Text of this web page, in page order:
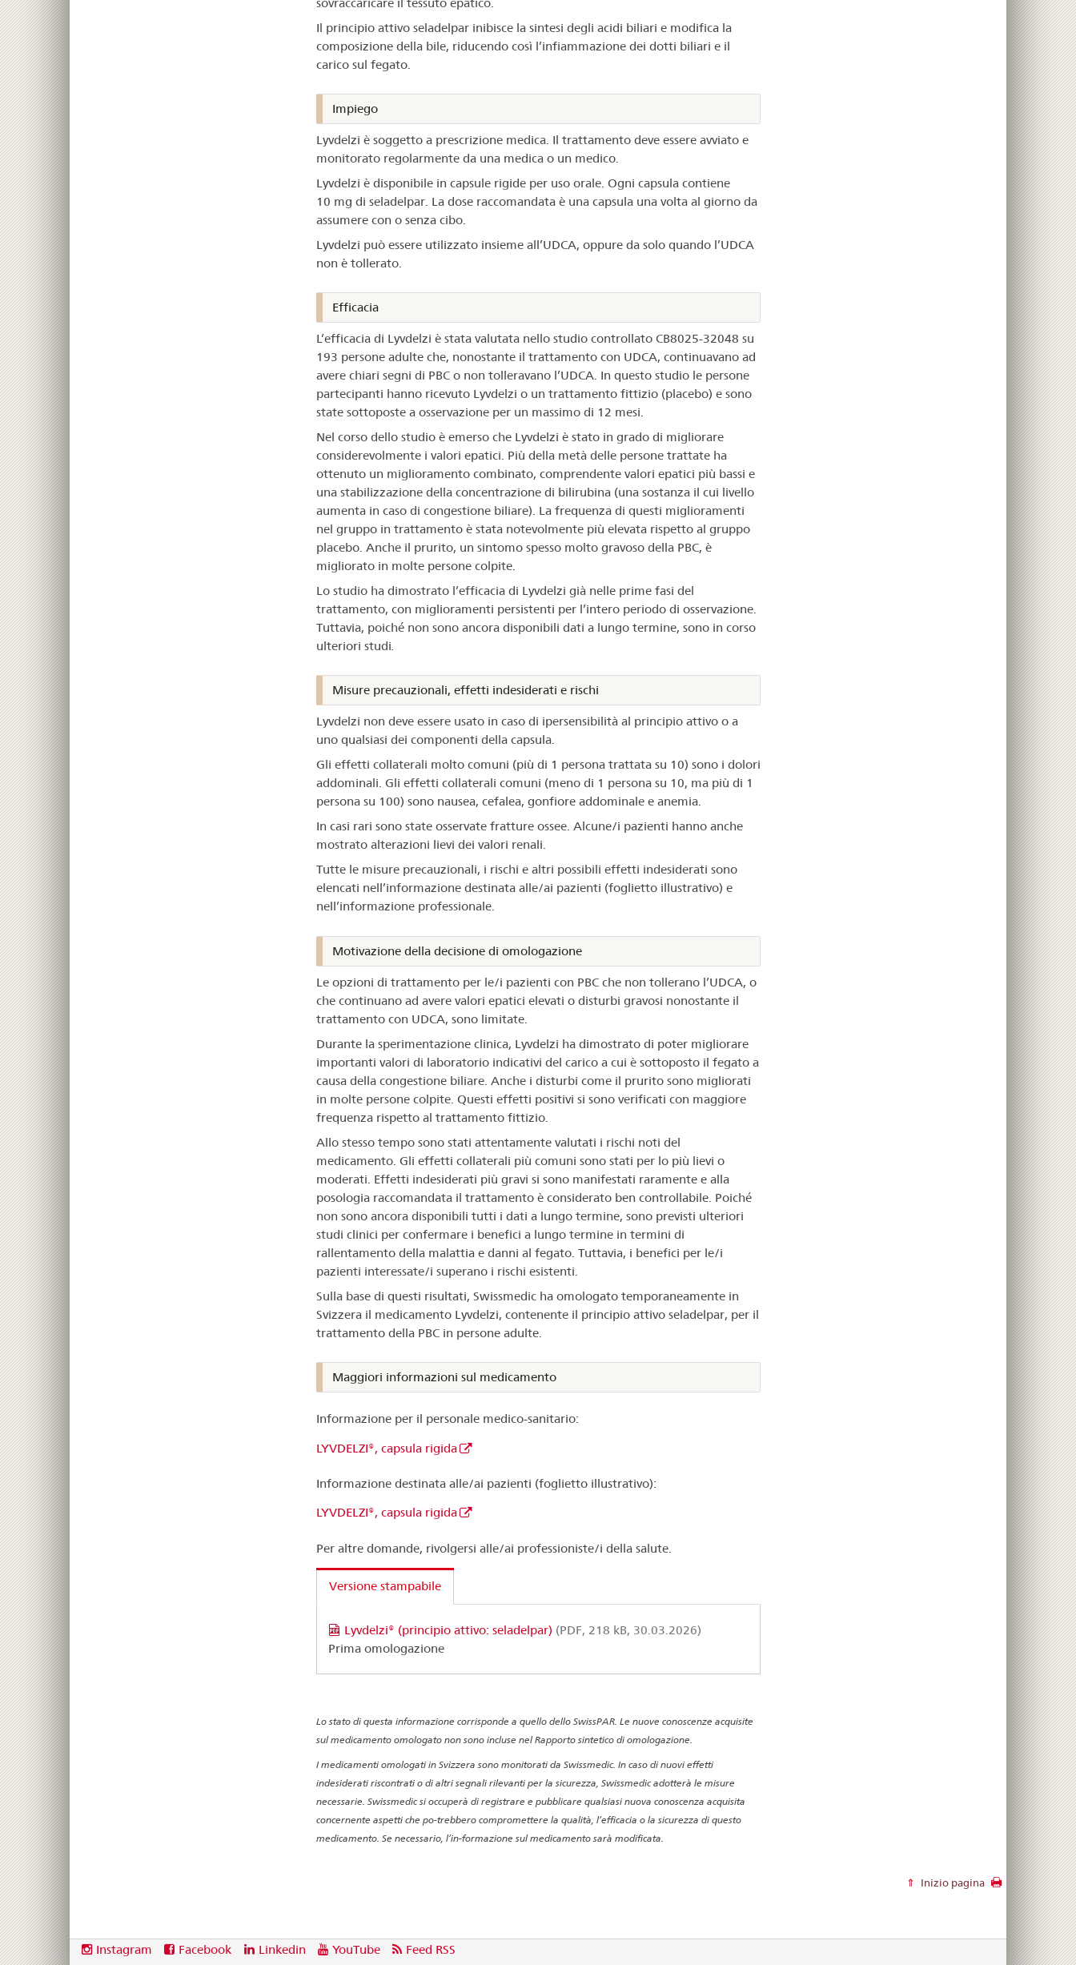
Il principio attivo seladelpar inibisce la sintesi degli acidi biliari e modifica la
composizione della bile, riducendo così l’infiammazione dei dotti biliari e il
carico sul fegato.
Impiego
Lyvdelzi è soggetto a prescrizione medica. Il trattamento deve essere avviato e
monitorato regolarmente da una medica o un medico.
Lyvdelzi è disponibile in capsule rigide per uso orale. Ogni capsula contiene
10 mg di seladelpar. La dose raccomandata è una capsula una volta al giorno da
assumere con o senza cibo.
Lyvdelzi può essere utilizzato insieme all’UDCA, oppure da solo quando l’UDCA
non è tollerato.
Efficacia
L’efficacia di Lyvdelzi è stata valutata nello studio controllato CB8025-32048 su
193 persone adulte che, nonostante il trattamento con UDCA, continuavano ad
avere chiari segni di PBC o non tolleravano l’UDCA. In questo studio le persone
partecipanti hanno ricevuto Lyvdelzi o un trattamento fittizio (placebo) e sono
state sottoposte a osservazione per un massimo di 12 mesi.
Nel corso dello studio è emerso che Lyvdelzi è stato in grado di migliorare
considerevolmente i valori epatici. Più della metà delle persone trattate ha
ottenuto un miglioramento combinato, comprendente valori epatici più bassi e
una stabilizzazione della concentrazione di bilirubina (una sostanza il cui livello
aumenta in caso di congestione biliare). La frequenza di questi miglioramenti
nel gruppo in trattamento è stata notevolmente più elevata rispetto al gruppo
placebo. Anche il prurito, un sintomo spesso molto gravoso della PBC, è
migliorato in molte persone colpite.
Lo studio ha dimostrato l’efficacia di Lyvdelzi già nelle prime fasi del
trattamento, con miglioramenti persistenti per l’intero periodo di osservazione.
Tuttavia, poiché non sono ancora disponibili dati a lungo termine, sono in corso
ulteriori studi.
Misure precauzionali, effetti indesiderati e rischi
Lyvdelzi non deve essere usato in caso di ipersensibilità al principio attivo o a
uno qualsiasi dei componenti della capsula.
Gli effetti collaterali molto comuni (più di 1 persona trattata su 10) sono i dolori
addominali. Gli effetti collaterali comuni (meno di 1 persona su 10, ma più di 1
persona su 100) sono nausea, cefalea, gonfiore addominale e anemia.
In casi rari sono state osservate fratture ossee. Alcune/i pazienti hanno anche
mostrato alterazioni lievi dei valori renali.
Tutte le misure precauzionali, i rischi e altri possibili effetti indesiderati sono
elencati nell’informazione destinata alle/ai pazienti (foglietto illustrativo) e
nell’informazione professionale.
Motivazione della decisione di omologazione
Le opzioni di trattamento per le/i pazienti con PBC che non tollerano l’UDCA, o
che continuano ad avere valori epatici elevati o disturbi gravosi nonostante il
trattamento con UDCA, sono limitate.
Durante la sperimentazione clinica, Lyvdelzi ha dimostrato di poter migliorare
importanti valori di laboratorio indicativi del carico a cui è sottoposto il fegato a
causa della congestione biliare. Anche i disturbi come il prurito sono migliorati
in molte persone colpite. Questi effetti positivi si sono verificati con maggiore
frequenza rispetto al trattamento fittizio.
Allo stesso tempo sono stati attentamente valutati i rischi noti del
medicamento. Gli effetti collaterali più comuni sono stati per lo più lievi o
moderati. Effetti indesiderati più gravi si sono manifestati raramente e alla
posologia raccomandata il trattamento è considerato ben controllabile. Poiché
non sono ancora disponibili tutti i dati a lungo termine, sono previsti ulteriori
studi clinici per confermare i benefici a lungo termine in termini di
rallentamento della malattia e danni al fegato. Tuttavia, i benefici per le/i
pazienti interessate/i superano i rischi esistenti.
Sulla base di questi risultati, Swissmedic ha omologato temporaneamente in
Svizzera il medicamento Lyvdelzi, contenente il principio attivo seladelpar, per il
trattamento della PBC in persone adulte.
Maggiori informazioni sul medicamento
Informazione per il personale medico-sanitario:
LYVDELZI®, capsula rigida
Informazione destinata alle/ai pazienti (foglietto illustrativo):
LYVDELZI®, capsula rigida
Per altre domande, rivolgersi alle/ai professioniste/i della salute.
Versione stampabile
Lyvdelzi® (principio attivo: seladelpar) (PDF, 218 kB, 30.03.2026)
Prima omologazione
Lo stato di questa informazione corrisponde a quello dello SwissPAR. Le nuove conoscenze acquisite
sul medicamento omologato non sono incluse nel Rapporto sintetico di omologazione.
I medicamenti omologati in Svizzera sono monitorati da Swissmedic. In caso di nuovi effetti
indesiderati riscontrati o di altri segnali rilevanti per la sicurezza, Swissmedic adotterà le misure
necessarie. Swissmedic si occuperà di registrare e pubblicare qualsiasi nuova conoscenza acquisita
concernente aspetti che po-trebbero compromettere la qualità, l’efficacia o la sicurezza di questo
medicamento. Se necessario, l’in-formazione sul medicamento sarà modificata.
Inizio pagina
Footer
SocialInstagram Facebook Linkedin YouTube Feed RSS